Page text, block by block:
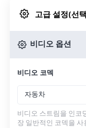
고급 설정(선
비디오 옵션
비디오 코덱
자동차
비디오 스트림을 인코
장 일반적인 코덱을